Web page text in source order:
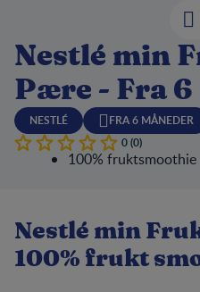
Nestlé min
Pære - Fra 6
NESTLÉ FRA 6 MÅNEDER
0 (0)
100% fruktsmoothie
Nestlé min
100% frukt